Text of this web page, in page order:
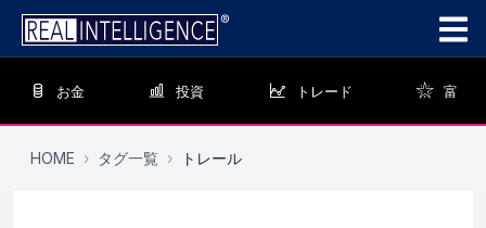
お金 投資 トレード 富
HOME › タグ一覧 › トレール